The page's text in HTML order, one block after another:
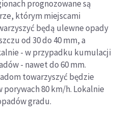
prognozowane są
którym miejscami
będą ulewne opady
od 30 do 40 mm, a
- w przypadku kumulacji
- nawet do 60 mm.
towarzyszyć będzie
80 km/h. Lokalnie
gradu.